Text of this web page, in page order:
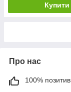
Купити
Про нас
100%